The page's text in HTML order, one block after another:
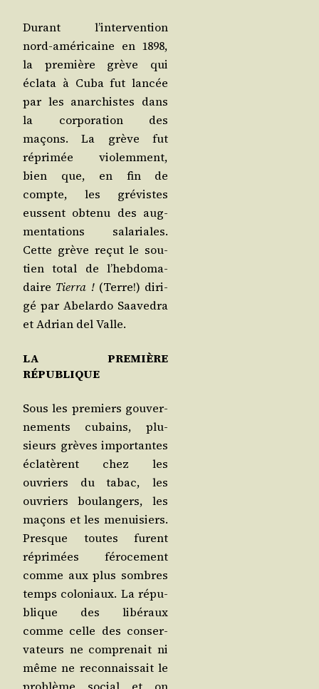
Durant l’in­ter­ven­tion
nord-amé­ri­caine en 1898,
la pre­mière grève qui
écla­ta à Cuba fut lan­cée
par les anar­chistes dans
la cor­po­ra­tion des
maçons. La grève fut
répri­mée vio­lem­ment,
bien que, en fin de
compte, les gré­vistes
eussent obte­nu des aug­
men­ta­tions sala­riales.
Cette grève reçut le sou­
tien total de l’heb­do­ma­
daire Tier­ra !(Terre!) diri­
gé par Abe­lar­do Saa­ve­dra
et Adrian del Valle.
LA PREMIÈRE
RÉPUBLIQUE
Sous les pre­miers gou­ver­
ne­ments cubains, plu­
sieurs grèves impor­tantes
écla­tèrent chez les
ouvriers du tabac, les
ouvriers bou­lan­gers, les
maçons et les menui­siers.
Presque toutes furent
répri­mées féro­ce­ment
comme aux plus sombres
temps colo­niaux. La répu­
blique des libé­raux
comme celle des conser­
va­teurs ne com­pre­nait ni
même ne recon­nais­sait le